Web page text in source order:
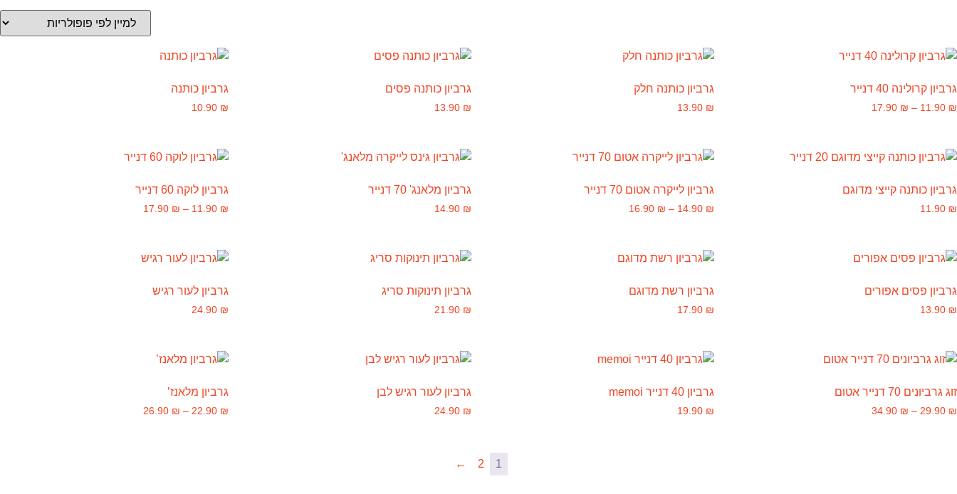
גרביון קרולינה 40 דנייר
11.90 ₪
–
17.90 ₪
גרביון כותנה חלק
13.90 ₪
גרביון כותנה פסים
13.90 ₪
גרביון כותנה
10.90 ₪
גרביון כותנה קייצי מדוגם
11.90 ₪
גרביון לייקרה אטום 70 דנייר
14.90 ₪
–
16.90 ₪
גרביון מלאנג' 70 דנייר
14.90 ₪
גרביון לוקה 60 דנייר
11.90 ₪
–
17.90 ₪
גרביון פסים אפורים
13.90 ₪
גרביון רשת מדוגם
17.90 ₪
גרביון תינוקות סריג
21.90 ₪
גרביון לעור רגיש
24.90 ₪
זוג גרביונים 70 דנייר אטום
29.90 ₪
–
34.90 ₪
גרביון 40 דנייר memoi
19.90 ₪
גרביון לעור רגיש לבן
24.90 ₪
גרביון מלאנז’
22.90 ₪
–
26.90 ₪
1
2
←